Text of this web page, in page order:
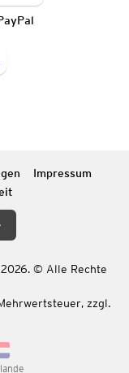
Impressum
2026. © Alle Rechte
zzgl.